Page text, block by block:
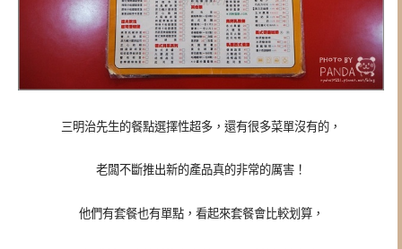
三明治先生的餐點選擇性超多，還有很多菜單沒有的，
老闆不斷推出新的產品真的非常的厲害！
他們有套餐也有單點，看起來套餐會比較划算，